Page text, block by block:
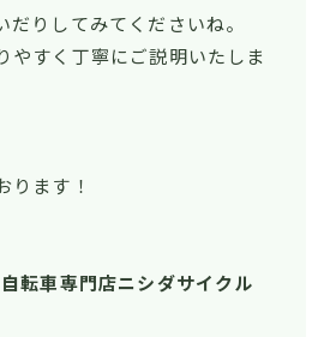
だりしてみてくださいね。
やすく丁寧にご説明いたしま
ります！
車専門店ニシダサイクル